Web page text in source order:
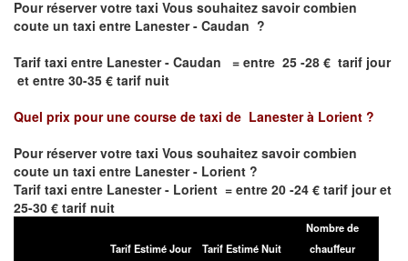
Pour réserver votre taxi Vous souhaitez savoircombien
coute un taxi entre Lanester - Caudan ?
Tarif taxi entre Lanester - Caudan = entre 25 -28 € tarif jour
et entre 30-35 € tarif nuit
Quel prix pour une course de taxi de Lanester à Lorient ?
Pour réserver votre taxi Vous souhaitez savoircombien
coute un taxi entre Lanester - Lorient ?
Tarif taxi entre Lanester - Lorient = entre 20 -24 € tarif jour et
25-30 € tarif nuit
Tarif Estimé Jour Tarif Estimé Nuit
Nombre de
chauffeur